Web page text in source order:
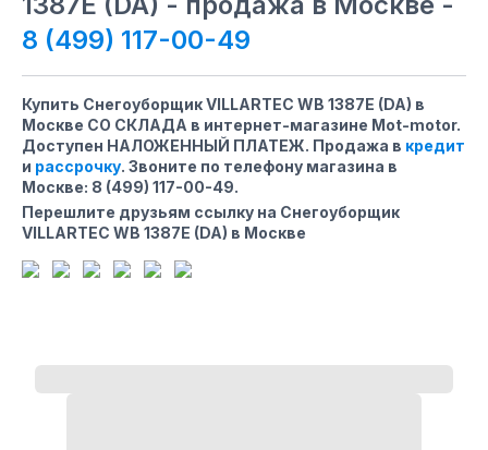
8 (499) 117-00-49
Купить Снегоуборщик VILLARTEC WB 1387E (DA) в
Москве СО СКЛАДА в интернет-магазине Mot-motor.
Доступен НАЛОЖЕННЫЙ ПЛАТЕЖ. Продажа в кредит
и рассрочку. Звоните по телефону магазина в
Москве: 8 (499) 117-00-49.
Перешлите друзьям ссылку на Снегоуборщик
VILLARTEC WB 1387E (DA) в Москве